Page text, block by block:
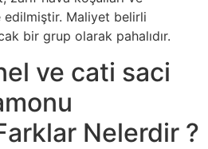
edilmiştir. Maliyet belirli
bir grup olarak pahalıdır.
ve cati saci
Nelerdir ?